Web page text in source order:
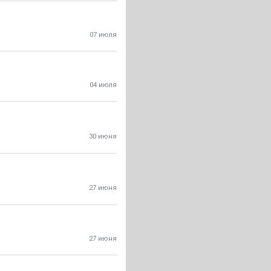
07 июля
04 июля
30 июня
27 июня
27 июня